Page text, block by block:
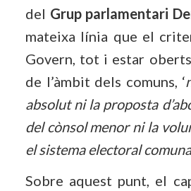
del Grup parlamentari
mateixa línia que el
Govern, tot i estar
de l’àmbit dels comuns, ‘
absolut ni la proposta
del cònsol menor ni la
el sistema electoral
Sobre aquest punt, el